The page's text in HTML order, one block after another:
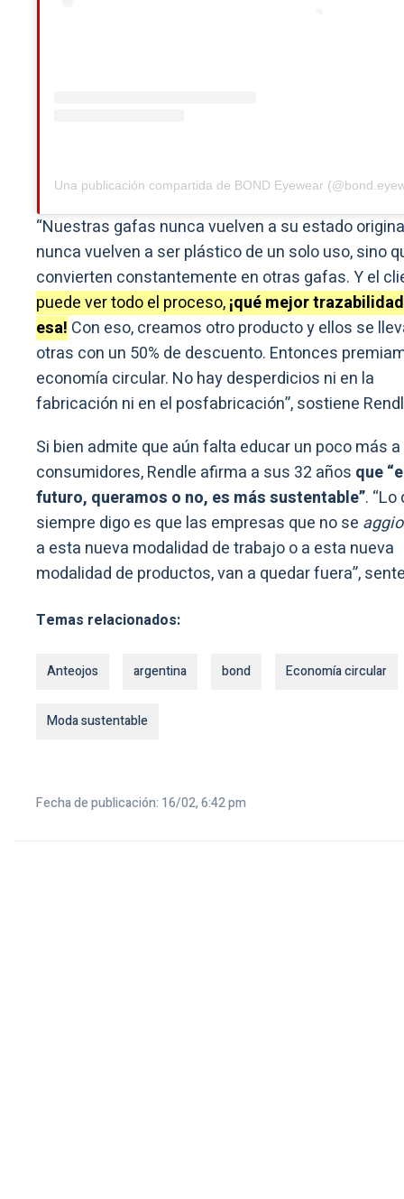
Una publicación compartida de BOND Eyewear
“Nuestras gafas nunca vuelven a su estado
nunca vuelven a ser plástico de un solo uso, sino
convierten constantemente en otras gafas. Y el
puede ver todo el proceso,¡qué mejor
esa! Con eso, creamos otro producto y ellos se
otras con un 50% de descuento. Entonces
economía circular. No hay desperdicios ni en la
fabricación ni en el posfabricación”, sostiene
Si bien admite que aún falta educar un poco más
consumidores, Rendle afirma a sus 32 años que
futuro, queramos o no, es más sustentable”. “Lo
siempre digo es que las empresas que no se
a esta nueva modalidad de trabajo o a esta nueva
modalidad de productos, van a quedar fuera”,
Temas relacionados:
Anteojos argentina bond Economía circular
Moda sustentable
Fecha de publicación: 16/02, 6:42 pm